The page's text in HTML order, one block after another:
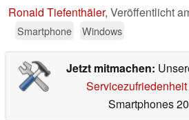
Ronald Tiefenthäler, Veröffentlicht
Smartphone Windows
Jetzt mitmachen:
Servicezufriedenheit
Smartphones